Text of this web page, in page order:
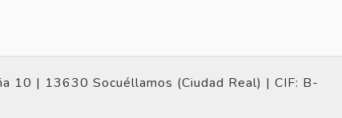
10 | 13630 Socuéllamos (Ciudad Real) | CIF: B-